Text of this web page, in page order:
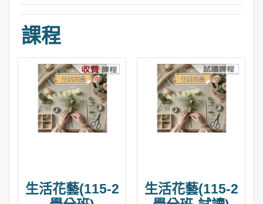
課程
生活花藝(115-2
生活花藝(115-2